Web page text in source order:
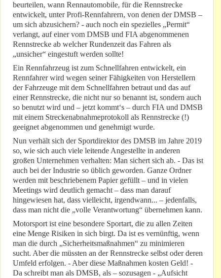
beurteilen, wann Rennautomobile, für die Rennstrecke
entwickelt, unter Profi-Rennfahrern, von denen der DMSB –
um sich abzusichern? - auch noch ein spezielles „Permit“
verlangt, auf einer vom DMSB und FIA abgenommenen
Rennstrecke ab welcher Rundenzeit das Fahren als
„unsicher“ eingestuft werden sollte!
Ein Rennfahrzeug ist zum Schnellfahren entwickelt, ein
Rennfahrer wird wegen seiner Fähigkeiten von Herstellern
der Fahrzeuge mit dem Schnellfahren betraut und das auf
einer Rennstrecke, die nicht nur so benannt ist, sondern auch
so benutzt wird und – jetzt kommt‘s – durch FIA und DMSB
mit einem Streckenabnahmeprotokoll als Rennstrecke (!)
geeignet abgenommen und genehmigt wurde.
Nun verhält sich der Sportdirektor des DMSB im Jahre 2019
so, wie sich auch viele leitende Angestellte in anderen
großen Unternehmen verhalten: Man sichert sich ab. - Das ist
auch bei der Industrie so üblich geworden. Ganze Ordner
werden mit beschriebenem Papier gefüllt – und in vielen
Meetings wird deutlich gemacht – dass man darauf
hingewiesen hat, dass vielleicht, irgendwann... – jedenfalls,
dass man nicht die „volle Verantwortung“ übernehmen kann.
Motorsport ist eine besondere Sportart, die zu allen Zeiten
eine Menge Risiken in sich birgt. Da ist es vernünftig, wenn
man die durch „Sicherheitsmaßnahmen“ zu minimieren
sucht. Aber die müssten an der Rennstrecke selbst oder deren
Umfeld erfolgen. - Aber diese Maßnahmen kosten Geld! -
Da schreibt man als DMSB, als – sozusagen - „Aufsicht